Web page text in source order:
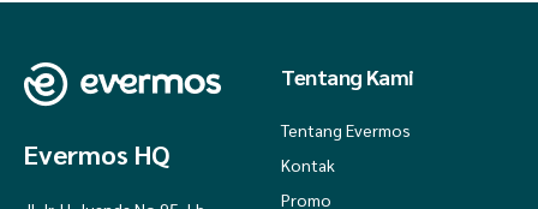
Evermos HQ
Tentang Kami
Tentang Evermos
Kontak
Promo